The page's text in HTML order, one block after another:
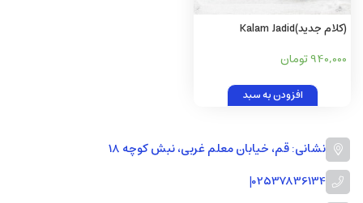
(کلام جدید)Kalam Jadid
Isu Agama (اندونزیایی)
940,000 تومان
افزودن به سبد
نشانی: قم، خیابان معلم غربی، نبش کوچه 18
02537836134
|